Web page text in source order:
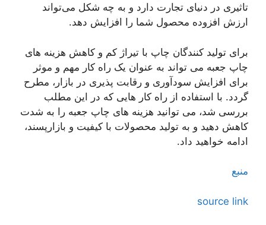
تاثیری در دنیای تجارت دارد و به چه شکل می‌تواند
ارزش افزوده محصول شما را افزایش دهد.
برای تولید کنندگان چاپ با تیراژ کم و کاهش هزینه‌ های
چاپ جعبه می‌ تواند به عنوان یک راه کار مهم و موثر
برای افزایش سودآوری و رقابت‌ پذیری در بازار، مطرح
گردد. با استفاده از راه کار هایی که در این مطلب
بررسی شد، می‌ توانید هزینه‌ های چاپ جعبه را به شدت
کاهش دهید و به تولید محصولات با کیفیت و بازارپسند،
ادامه خواهید داد.
منبع
source link